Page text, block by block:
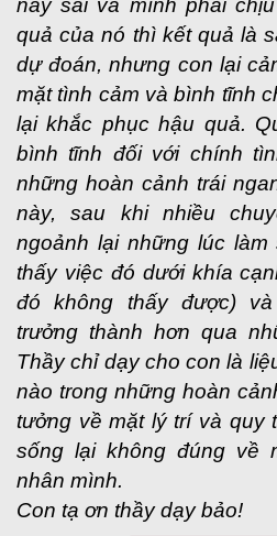
này sai và mình phải
quả của nó thì kết quả là
dự đoán, nhưng con lại
mặt tình cảm và bình tĩnh
lại khắc phục hậu quả.
bình tĩnh đối với chính
những hoàn cảnh trái
này, sau khi nhiều
ngoảnh lại những lúc
thấy việc đó dưới khía
đó không thấy được)
trưởng thành hơn qua
Thầy chỉ dạy cho con là
nào trong những hoàn
tưởng về mặt lý trí và quy
sống lại không đúng về
nhân mình.
Con tạ ơn thầy dạy bảo!